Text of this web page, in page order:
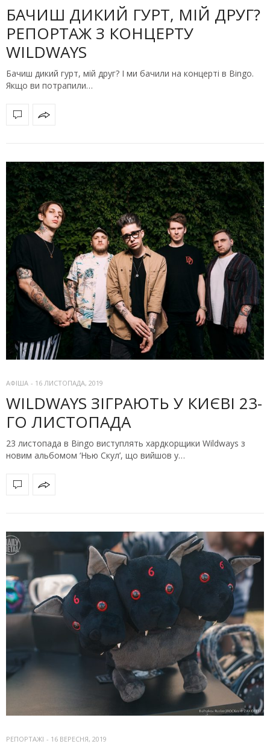
БАЧИШ ДИКИЙ ГУРТ, МІЙ ДРУГ?
РЕПОРТАЖ З КОНЦЕРТУ
WILDWAYS
Бачиш дикий гурт, мій друг? І ми бачили на концерті в Bingo.
Якщо ви потрапили…
АФІША - 16 ЛИСТОПАДА, 2019
WILDWAYS ЗІГРАЮТЬ У КИЄВІ 23-
ГО ЛИСТОПАДА
23 листопада в Bingo виступлять хардкорщики Wildways з
новим альбомом ‘Нью Скул’, що вийшов у…
РЕПОРТАЖІ - 16 ВЕРЕСНЯ, 2019